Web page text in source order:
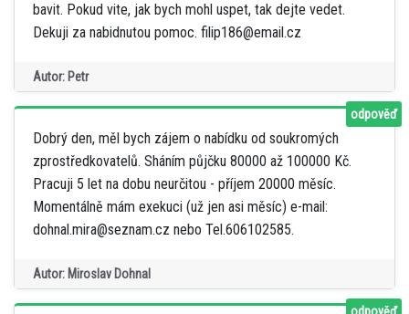
bavit. Pokud vite, jak bych mohl uspet, tak dejte vedet.
Dekuji za nabidnutou pomoc. filip186@email.cz
Autor: Petr
Dobrý den, měl bych zájem o nabídku od soukromých
zprostředkovatelů. Sháním půjčku 80000 až 100000 Kč.
Pracuji 5 let na dobu neurčitou - příjem 20000 měsíc.
Momentálně mám exekuci (už jen asi měsíc) e-mail:
dohnal.mira@seznam.cz nebo Tel.606102585.
Autor: Miroslav Dohnal
odpověď